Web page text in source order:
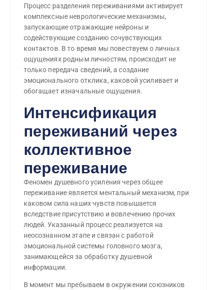
Процесс разделения переживаниями активирует
комплексные неврологические механизмы,
запускающие отражающие нейроны и
содействующие созданию сочувствующих
контактов. В то время мы повествуем о личных
ощущениях родным личностям, происходит не
только передача сведений, а создание
эмоционального отклика, каковой усиливает и
обогащает изначальные ощущения.
Интенсификация
переживаний через
коллективное
переживание
Феномен душевного усиления через общее
переживание является ментальный механизм, при
каковом сила наших чувств повышается
вследствие присутствию и вовлечению прочих
людей. Указанный процесс реализуется на
неосознанном этапе и связан с работой
эмоциональной системы головного мозга,
занимающейся за обработку душевной
информации.
В момент мы пребываем в окружении союзников